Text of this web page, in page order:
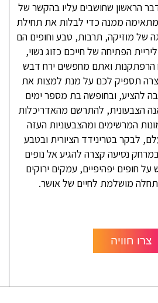
הראשון שחושבים עליו בהקשר של
מתאימה ממנה כדי לבלות את תחילת
של מוזיקה, תרבות, טבע וחופים הם
הפתיחה של חייכם כזוג נשוי,
הרפתקנות ואתם מחפשים ירח דבש
תספיק לכם על מנת למצות את
להציע, ובחופשה בת מספר ימים
הצבעונית, להתרשם מהאדריכלות
המרשימים ומהצבעוניות העזה
לבקר בטרינידד הציורית ובטבע
נסיעה קצרה להגיע אל נופים
חופים יפהיפיים, עמקים ירוקים
מושלמת לחיים של אושר.
צרו חוויה